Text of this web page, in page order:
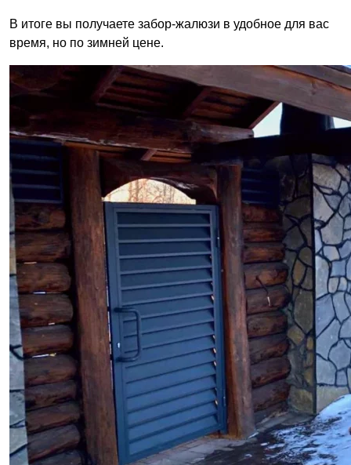
В итоге вы получаете забор-жалюзи в удобное для вас
время, но по зимней цене.